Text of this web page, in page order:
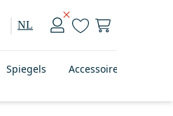
NL
Spiegels Accessoires